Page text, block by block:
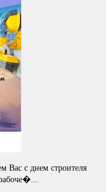
Вас с днем строителя